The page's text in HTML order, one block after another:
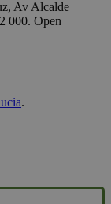
Av Alcalde
000. Open
.